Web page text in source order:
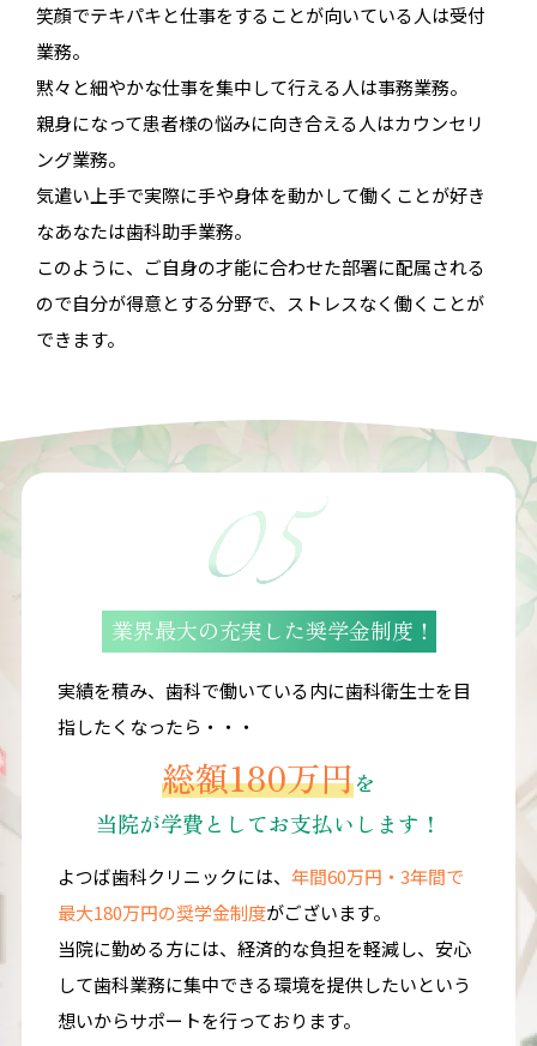
笑顔でテキパキと仕事をすることが向いている人は受付
業務。
黙々と細やかな仕事を集中して行える人は事務業務。
親身になって患者様の悩みに向き合える人はカウンセリ
ング業務。
気遣い上手で実際に手や身体を動かして働くことが好き
なあなたは歯科助手業務。
このように、ご自身の才能に合わせた部署に配属される
ので自分が得意とする分野で、ストレスなく働くことが
できます。
業界最大の充実した奨学金制度！
実績を積み、歯科で働いている内に歯科衛生士を目
指したくなったら・・・
総額180万円を
当院が学費としてお支払いします！
よつば歯科クリニックには、 年間60万円・3年間で
最大180万円の奨学金制度がございます。
当院に勤める方には、経済的な負担を軽減し、 安心
して歯科業務に集中できる環境を提供したいという
想いからサポートを行っております。